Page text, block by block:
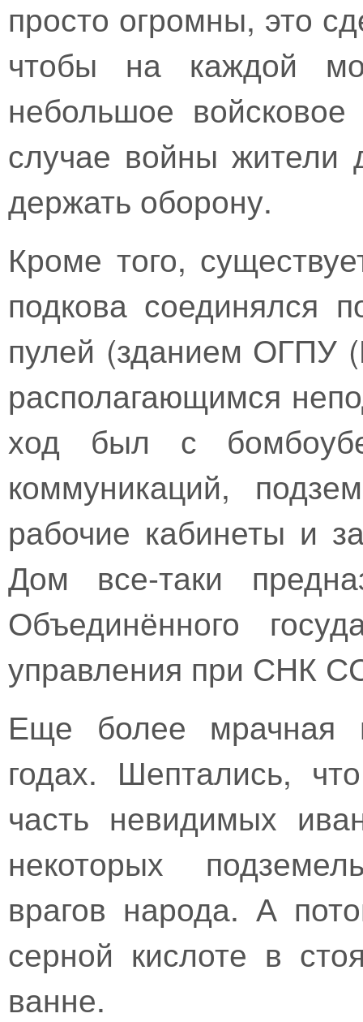
просто огромны, это
чтобы на каждой
небольшое
случае войны жители
держать оборону.
Кроме того,
подкова соединялся
пулей (зданием ОГПУ
располагающимся
ход был с
коммуникаций,
рабочие кабинеты и
Дом все-таки
Объединённого
управления при СНК
Еще более мрачная
годах. Шептались,
часть невидимых
некоторых
врагов народа. А
серной кислоте в
ванне.